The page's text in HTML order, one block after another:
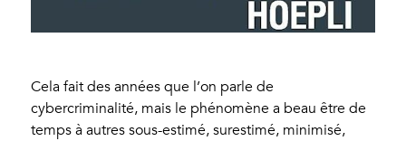
Cela fait des années que l’on parle de
cybercriminalité, mais le phénomène a beau être de
temps à autres sous-estimé, surestimé, minimisé,